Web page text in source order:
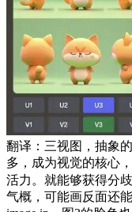
翻译：三视图，抽象
多，成为视觉的核心
活力。就能够获得分
气概，可能画反面还能